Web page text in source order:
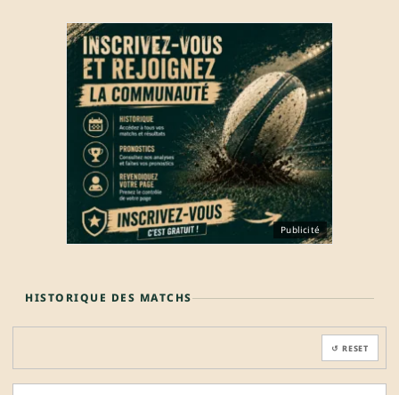
Publicité
HISTORIQUE DES MATCHS
↺ RESET